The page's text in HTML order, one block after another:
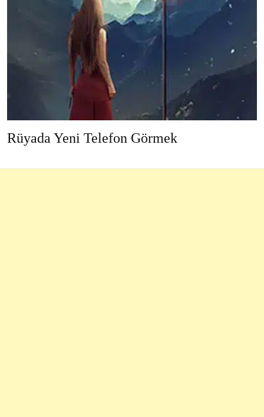
Rüyada Yeni Telefon Görmek